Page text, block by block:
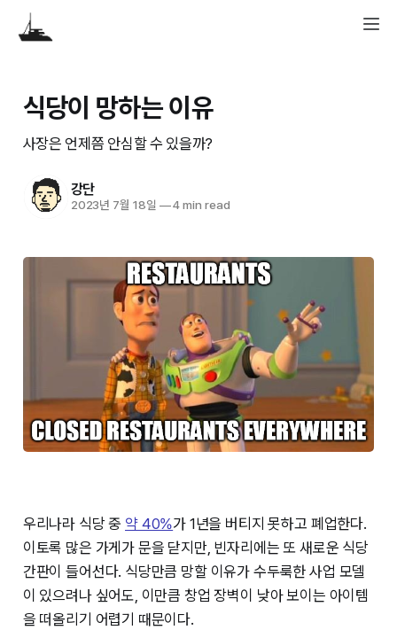
식당이 망하는 이유
사장은 언제쯤 안심할 수 있을까?
강단
2023년 7월 18일 —4 min read
우리나라 식당 중 약 40%가 1년을 버티지 못하고 폐업한다.
이토록 많은 가게가 문을 닫지만, 빈자리에는 또 새로운 식당
간판이 들어선다. 식당만큼 망할 이유가 수두룩한 사업 모델
이 있으려나 싶어도, 이만큼 창업 장벽이 낮아 보이는 아이템
을 떠올리기 어렵기 때문이다.